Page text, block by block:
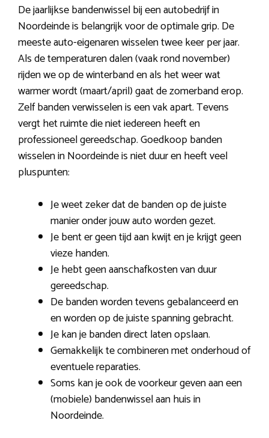
De jaarlijkse bandenwissel bij een autobedrijf in
Noordeinde is belangrijk voor de optimale grip. De
meeste auto-eigenaren wisselen twee keer per jaar.
Als de temperaturen dalen (vaak rond november)
rijden we op de winterband en als het weer wat
warmer wordt (maart/april) gaat de zomerband erop.
Zelf banden verwisselen is een vak apart. Tevens
vergt het ruimte die niet iedereen heeft en
professioneel gereedschap. Goedkoop banden
wisselen in Noordeinde is niet duur en heeft veel
pluspunten:
Je weet zeker dat de banden op de juiste
manier onder jouw auto worden gezet.
Je bent er geen tijd aan kwijt en je krijgt geen
vieze handen.
Je hebt geen aanschafkosten van duur
gereedschap.
De banden worden tevens gebalanceerd en
en worden op de juiste spanning gebracht.
Je kan je banden direct laten opslaan.
Gemakkelijk te combineren met onderhoud of
eventuele reparaties.
Soms kan je ook de voorkeur geven aan een
(mobiele) bandenwissel aan huis in
Noordeinde.